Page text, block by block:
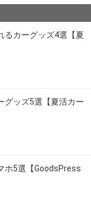
るカーグッズ4選【夏
グッズ5選【夏活カー
ホ5選【GoodsPress